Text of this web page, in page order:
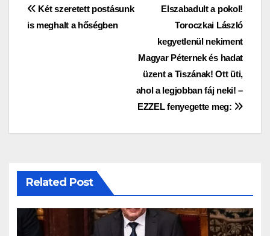
Bejegyzés
navigáció
Elszabadult a pokol!
Toroczkai László
kegyetlenül nekiment
Magyar Péternek és hadat
üzent a Tiszának! Ott üti,
ahol a legjobban fáj neki! –
EZZEL fenyegette meg:
Két szeretett postásunk
is meghalt a hőségben
Related Post